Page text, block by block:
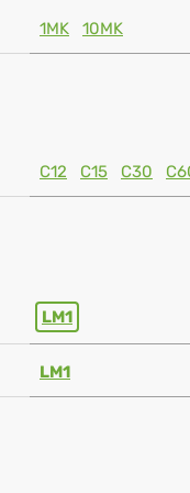
1MK 10MK
C12 C15 C30
LM1
LM1